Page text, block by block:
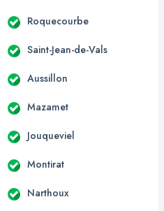
Roquecourbe
Saint-Jean-de-Vals
Aussillon
Mazamet
Jouqueviel
Montirat
Narthoux